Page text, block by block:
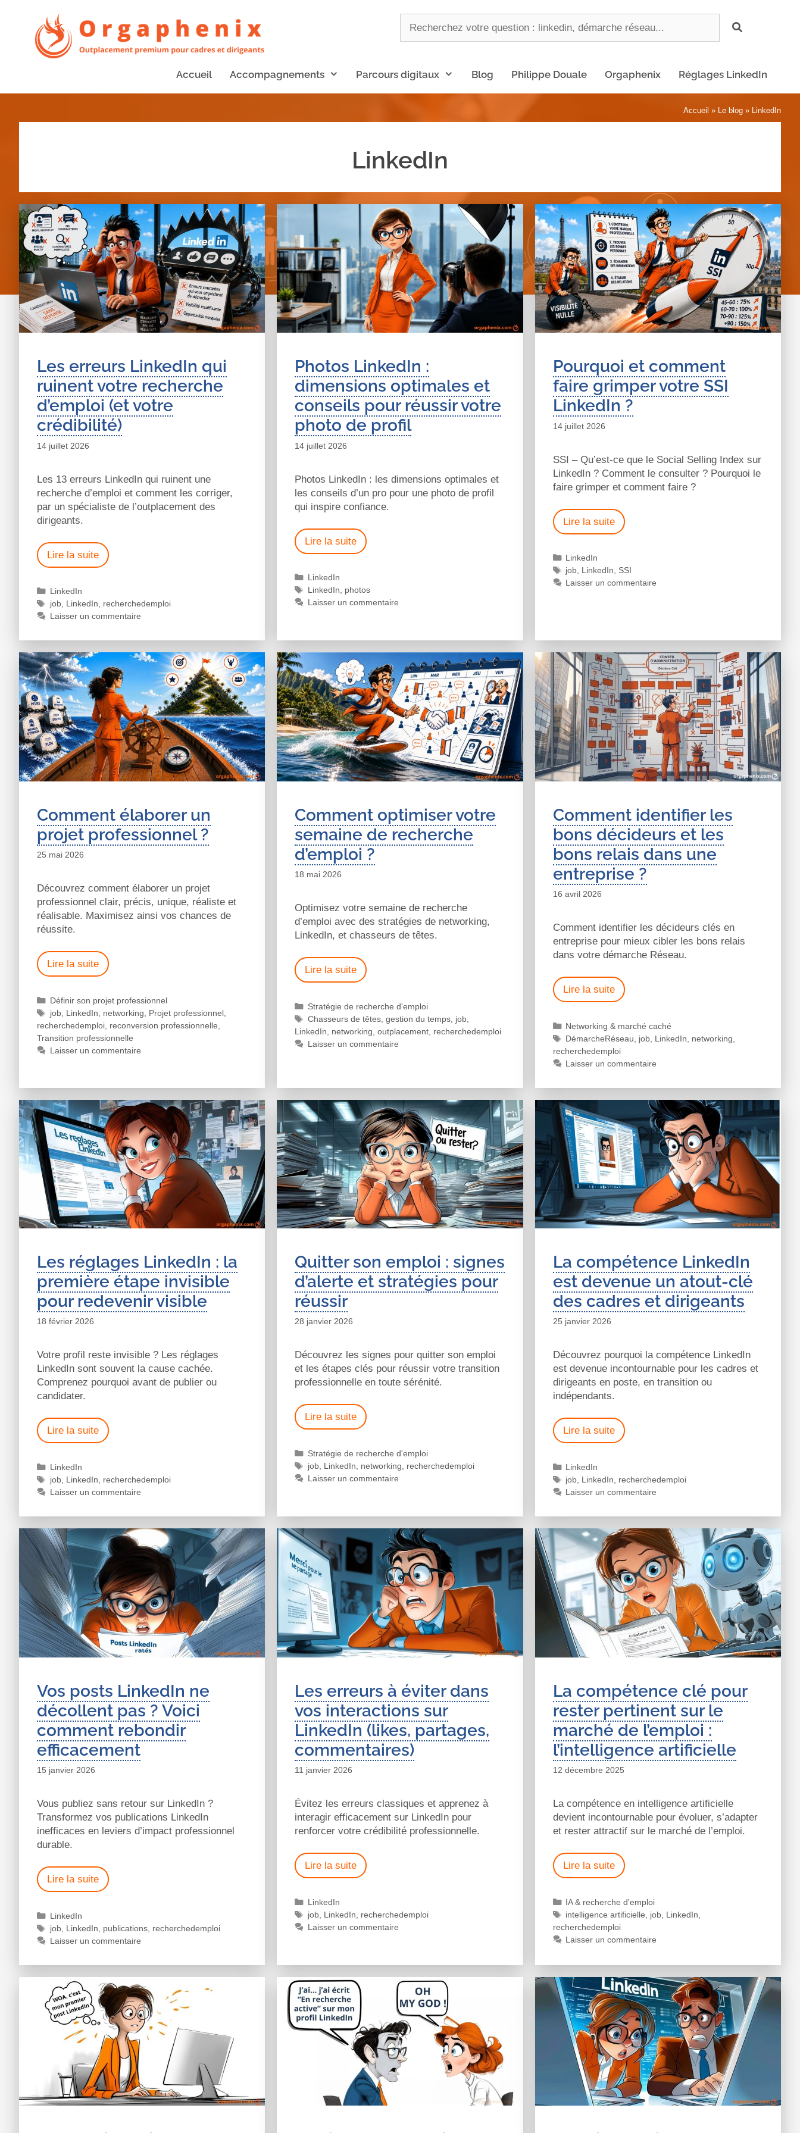
Accueil Accompagnements Parcours digitaux Blog Philippe Douale Orgaphenix Réglages LinkedIn
Accueil » Le blog » LinkedIn
LinkedIn
Les erreurs LinkedIn qui
ruinent votre recherche
d’emploi (et votre
crédibilité)
14 juillet 2026
Les 13 erreurs LinkedIn qui ruinent une
recherche d’emploi et comment les corriger,
par un spécialiste de l’outplacement des
dirigeants.
Lire la suite
LinkedIn
job, LinkedIn, recherchedemploi
Laisser un commentaire
Photos LinkedIn :
dimensions optimales et
conseils pour réussir votre
photo de profil
14 juillet 2026
Photos LinkedIn : les dimensions optimales et
les conseils d’un pro pour une photo de profil
qui inspire confiance.
Lire la suite
LinkedIn
LinkedIn, photos
Laisser un commentaire
Pourquoi et comment
faire grimper votre SSI
LinkedIn ?
14 juillet 2026
SSI – Qu’est-ce que le Social Selling Index sur
LinkedIn ? Comment le consulter ? Pourquoi le
faire grimper et comment faire ?
Lire la suite
LinkedIn
job, LinkedIn, SSI
Laisser un commentaire
Comment élaborer un
projet professionnel ?
25 mai 2026
Découvrez comment élaborer un projet
professionnel clair, précis, unique, réaliste et
réalisable. Maximisez ainsi vos chances de
réussite.
Lire la suite
Définir son projet professionnel
job, LinkedIn networking Projet professionnel,
recherchedemploi reconversion professionnelle
Transition professionnelle
Laisser un commentaire
Comment optimiser votre
semaine de recherche
d’emploi ?
18 mai 2026
Optimisez votre semaine de recherche
d’emploi avec des stratégies de networking,
LinkedIn, et chasseurs de têtes.
Lire la suite
Stratégie de recherche d'emploi
Chasseurs de têtes, gestion du temps, job,
LinkedIn
networking ,outplacement recherchedemploi
Laisser un commentaire
Comment identifier les
bons décideurs et les
bons relais dans une
entreprise ?
16 avril 2026
Comment identifier les décideurs clés en
entreprise pour mieux cibler les bons relais
dans votre démarche Réseau.
Lire la suite
Networking & marché caché
DémarcheRéseau
job LinkedIn networking
recherchedemploi
Laisser un commentaire
Les réglages LinkedIn : la
première étape invisible
pour redevenir visible
18 février 2026
Votre profil reste invisible ? Les réglages
LinkedIn sont souvent la cause cachée.
Comprenez pourquoi avant de publier ou
candidater.
Lire la suite
LinkedIn
job, LinkedIn, recherchedemploi
Laisser un commentaire
Quitter son emploi : signes
d’alerte et stratégies pour
réussir
28 janvier 2026
Découvrez les signes pour quitter son emploi
et les étapes clés pour réussir votre transition
professionnelle en toute sérénité.
Lire la suite
Stratégie de recherche d'emploi
job, LinkedIn, networking, recherchedemploi
Laisser un commentaire
La compétence LinkedIn
est devenue un atout-clé
des cadres et dirigeants
25 janvier 2026
Découvrez pourquoi la compétence LinkedIn
est devenue incontournable pour les cadres et
dirigeants en poste, en transition ou
indépendants.
Lire la suite
LinkedIn
job, LinkedIn, recherchedemploi
Laisser un commentaire
Vos posts LinkedIn ne
décollent pas ? Voici
comment rebondir
efficacement
15 janvier 2026
Vous publiez sans retour sur LinkedIn ?
Transformez vos publications LinkedIn
inefficaces en leviers d’impact professionnel
durable.
Lire la suite
LinkedIn
job, LinkedIn publications, recherchedemploi
Laisser un commentaire
Les erreurs à éviter dans
vos interactions sur
LinkedIn (likes, partages,
commentaires)
11 janvier 2026
Évitez les erreurs classiques et apprenez à
interagir efficacement sur LinkedIn pour
renforcer votre crédibilité professionnelle.
Lire la suite
LinkedIn
job, LinkedIn
recherchedemploi
Laisser un commentaire
La compétence clé pour
rester pertinent sur le
marché de l’emploi :
l’intelligence artificielle
12 décembre 2025
La compétence en intelligence artificielle
devient incontournable pour évoluer, s’adapter
et rester attractif sur le marché de l’emploi.
Lire la suite
IA & recherche d'emploi
intelligence artificielle
job LinkedIn
recherchedemploi
Laisser un commentaire